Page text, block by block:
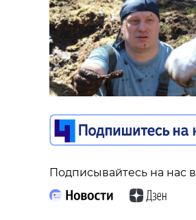
Подписывайтесь на нас в
Подписывайтесь на нас в